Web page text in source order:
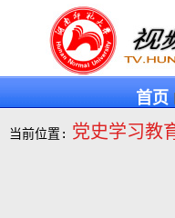
首页|
当前位置: 党史学习教